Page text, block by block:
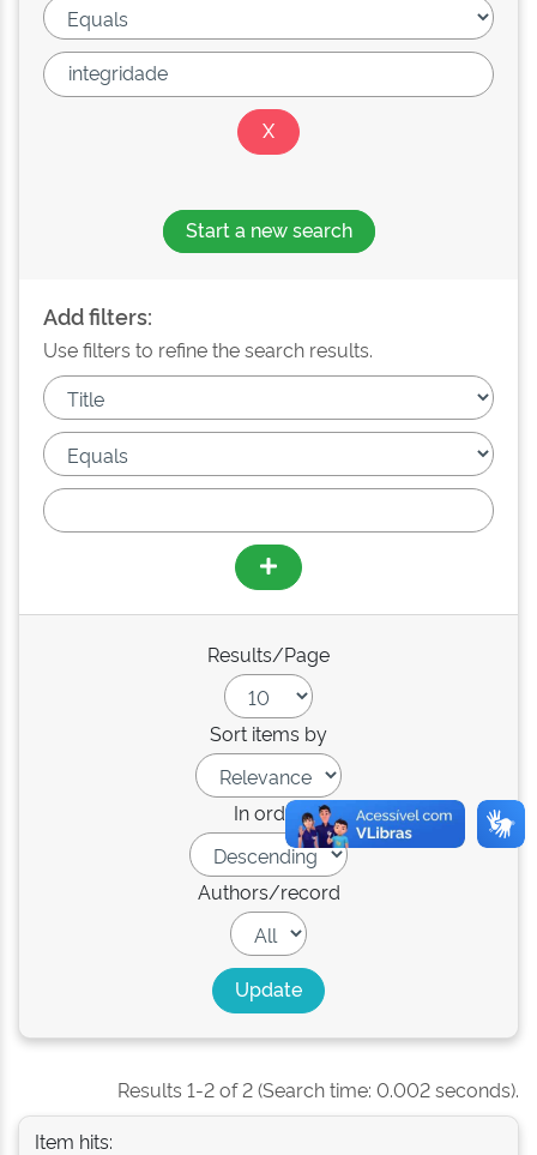
Start a new search
Add filters:
Use filters to refine the search results.
Results/Page
Sort items by
In order
Authors/record
Results 1-2 of 2 (Search time: 0.002 seconds).
Item hits: